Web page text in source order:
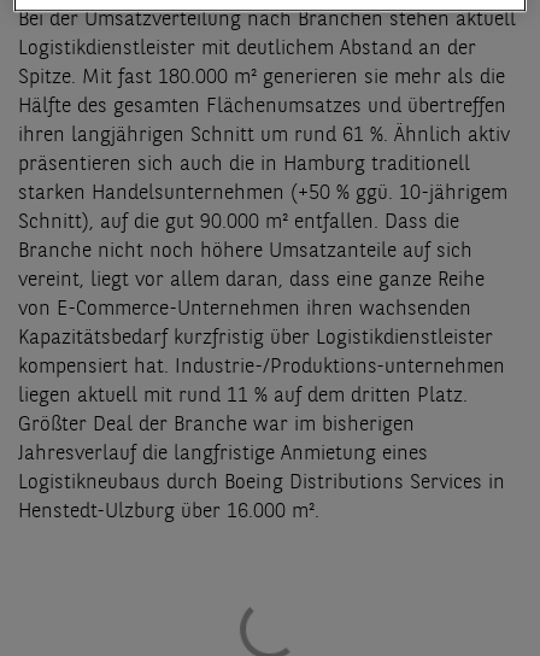
Bei der Umsatzverteilung nach Branchen stehen aktuell
Logistikdienstleister mit deutlichem Abstand an der
Spitze. Mit fast 180.000 m² generieren sie mehr als die
Hälfte des gesamten Flächenumsatzes und übertreffen
ihren langjährigen Schnitt um rund 61 %. Ähnlich aktiv
präsentieren sich auch die in Hamburg traditionell
starken Handelsunternehmen (+50 % ggü. 10-jährigem
Schnitt), auf die gut 90.000 m² entfallen. Dass die
Branche nicht noch höhere Umsatzanteile auf sich
vereint, liegt vor allem daran, dass eine ganze Reihe
von E-Commerce-Unternehmen ihren wachsenden
Kapazitätsbedarf kurzfristig über Logistikdienstleister
kompensiert hat. Industrie-/Produktions-unternehmen
liegen aktuell mit rund 11 % auf dem dritten Platz.
Größter Deal der Branche war im bisherigen
Jahresverlauf die langfristige Anmietung eines
Logistikneubaus durch Boeing Distributions Services in
Henstedt-Ulzburg über 16.000 m².